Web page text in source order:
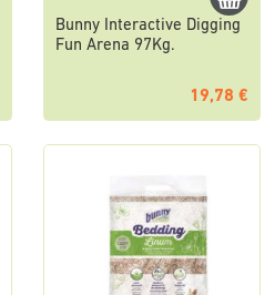
Bunny Interactive Digging
Fun Arena 97Kg.
19,78 €